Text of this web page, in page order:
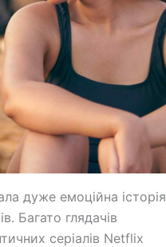
дуже емоційна історія
Багато глядачів
серіалів Netflix